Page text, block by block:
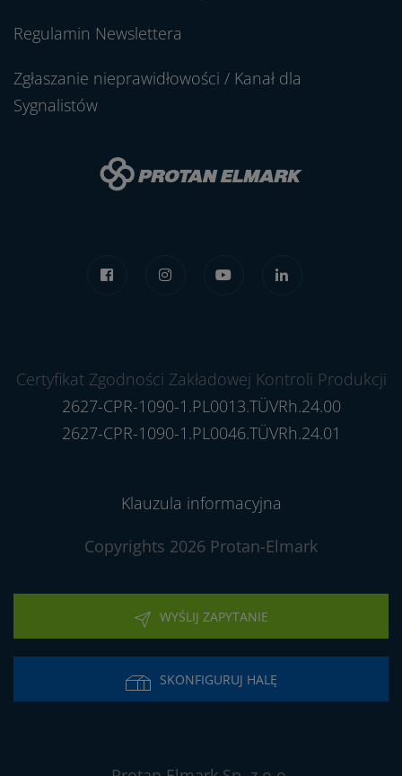
Regulamin Newslettera
Zgłaszanie nieprawidłowości / Kanał dla
Sygnalistów
Certyfikat Zgodności Zakładowej Kontroli Produkcji
2627-CPR-1090-1.PL0013.TÜVRh.24.00
2627-CPR-1090-1.PL0046.TÜVRh.24.01
Klauzula informacyjna
Copyrights 2026 Protan-Elmark
WYŚLIJ ZAPYTANIE
SKONFIGURUJ HALĘ